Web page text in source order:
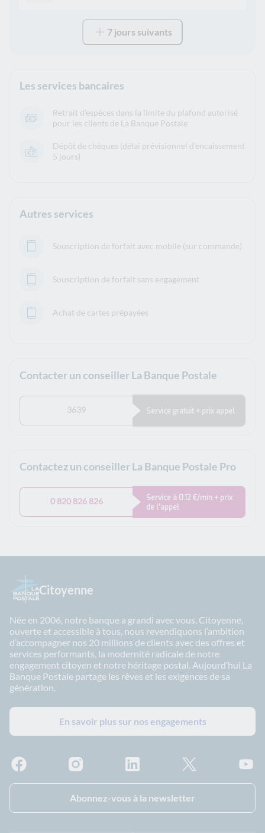
7 jours suivants
Les services bancaires
Retrait d'espèces dans la limite du plafond autorisé
pour les clients de La Banque Postale
Dépôt de chèques (délai prévisionnel d’encaissement
5 jours)
Autres services
Souscription de forfait avec mobile (sur commande)
Souscription de forfait sans engagement
Achat de cartes prépayées
Contacter un conseiller La Banque Postale
3639 Service gratuit + prix appel
Contactez un conseiller La Banque Postale Pro
0 820 826 826
Service à 0.12 €/min + prix
de l’appel
Citoyenne
Née en 2006, notre banque a grandi avec vous. Citoyenne,
ouverte et accessible à tous, nous revendiquons l’ambition
d’accompagner nos 20 millions de clients avec des offres et
services performants, la modernité radicale de notre
engagement citoyen et notre héritage postal. Aujourd’hui La
Banque Postale partage les rêves et les exigences de sa
génération.
En savoir plus sur nos engagements
Abonnez-vous à la newsletter